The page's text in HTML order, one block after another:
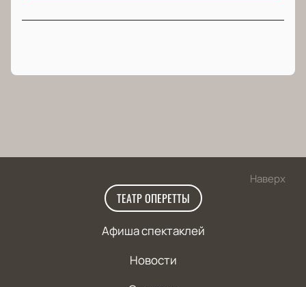
Наверх
ТЕАТР ОПЕРЕТТЫ
Афиша спектаклей
Новости